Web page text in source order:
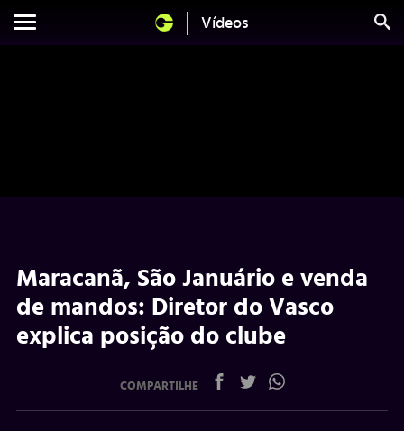
Vídeos
Maracanã, São Januário e venda
de mandos: Diretor do Vasco
explica posição do clube
COMPARTILHE